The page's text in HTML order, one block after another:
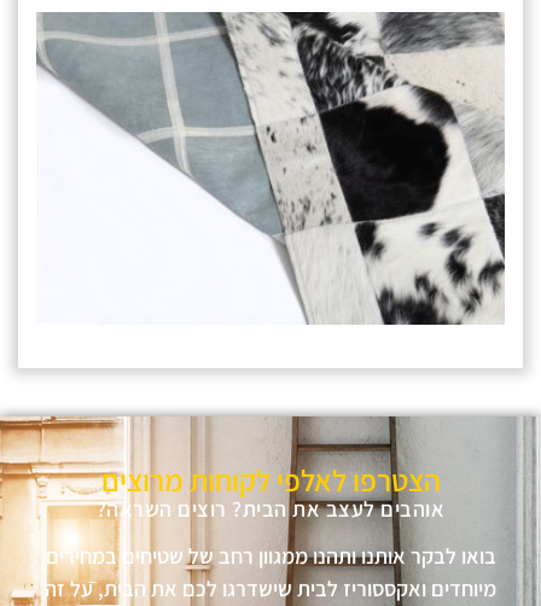
הצטרפו לאלפי לקוחות מרוצים
אוהבים לעצב את הבית? רוצים השראה?
בואו לבקר אותנו ותהנו ממגוון רחב של שטיחים במחירים
מיוחדים ואקססוריז לבית שישדרגו לכם את הבית, על זה